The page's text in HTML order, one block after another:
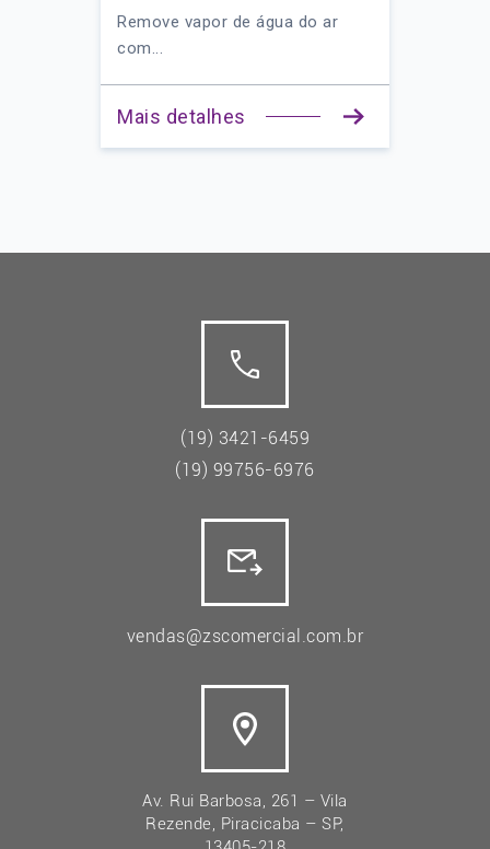
Remove vapor de água do ar
com...
Mais detalhes
(19) 3421-6459
(19) 99756-6976
vendas@zscomercial.com.br
Av. Rui Barbosa, 261 – Vila
Rezende, Piracicaba – SP,